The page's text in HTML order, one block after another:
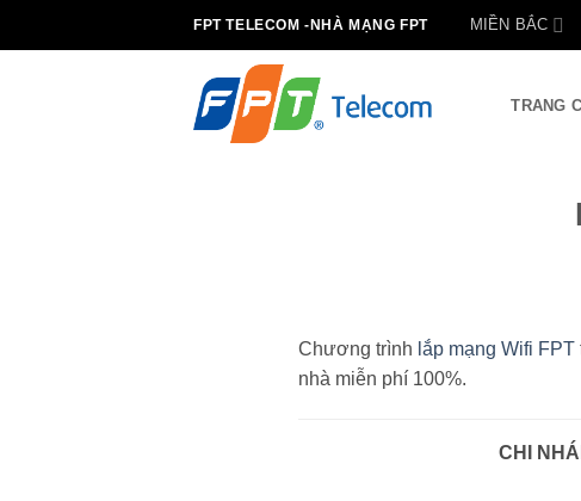
FPT TELECOM -NHÀ MẠNG FPT MIỀN BẮC
TRANG
Chương trình lắp mạng Wifi FPT
nhà miễn phí 100%.
CHI